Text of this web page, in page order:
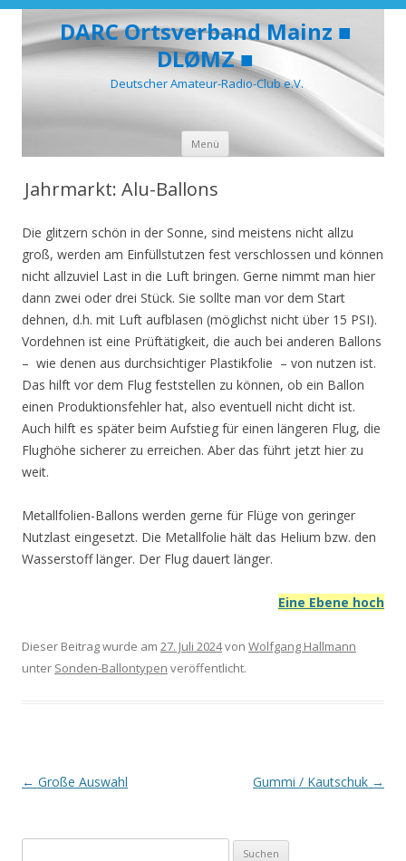
DARC Ortsverband Mainz ■
DLØMZ ■
Deutscher Amateur-Radio-Club e.V.
Menü
springen
Jahrmarkt: Alu-Ballons
Die glitzern schön in der Sonne, sind meistens nicht allzu
groß, werden am Einfüllstutzen fest verschlossen und können
nicht allzuviel Last in die Luft bringen. Gerne nimmt man hier
dann zwei oder drei Stück. Sie sollte man vor dem Start
dehnen, d.h. mit Luft aufblasen (möglichst nicht über 15 PSI).
Vordehnen ist eine Prüftätigkeit, die auch bei anderen Ballons
– wie denen aus durchsichtiger Plastikfolie – von nutzen ist.
Das hilft vor dem Flug feststellen zu können, ob ein Ballon
einen Produktionsfehler hat, also eventuell nicht dicht ist.
Auch hilft es später beim Aufstieg für einen längeren Flug, die
Flughöhe sicherer zu erreichen. Aber das führt jetzt hier zu
weit.
Metallfolien-Ballons werden gerne für Flüge von geringer
Nutzlast eingesetzt. Die Metallfolie hält das Helium bzw. den
Wasserstoff länger. Der Flug dauert länger.
Eine Ebene hoch
Dieser Beitrag wurde am 27. Juli 2024von Wolfgang Hallmann
unter Sonden-Ballontypen veröffentlicht.
Beitrags-
← Große Auswahl Gummi / Kautschuk →